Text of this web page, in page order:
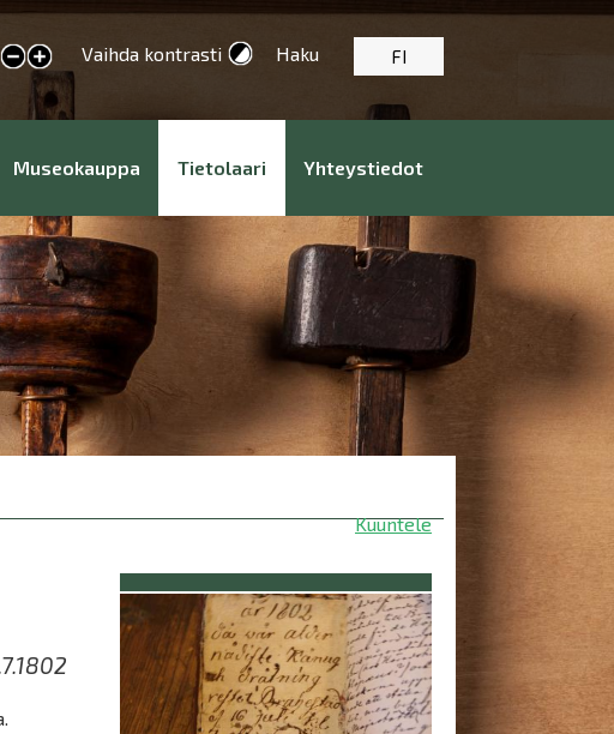
Vaihda kontrasti Haku FI
Museokauppa Tietolaari Yhteystiedot
Kuuntele